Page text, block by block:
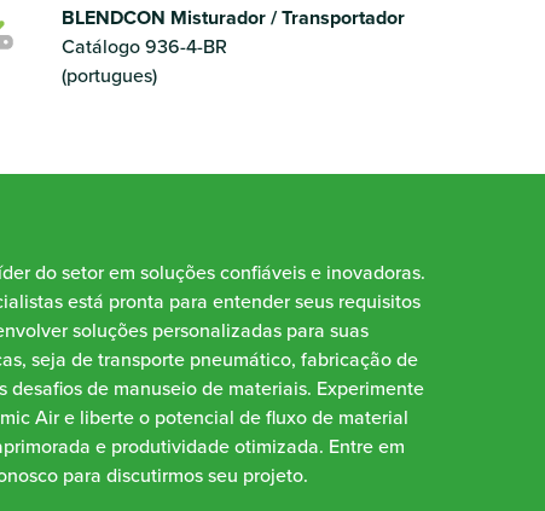
BLENDCON Misturador / Transportador
Catálogo 936-4-BR
(portugues)
do setor em soluções confiáveis e inovadoras.
está pronta para entender seus requisitos
soluções personalizadas para suas
seja de transporte pneumático, fabricação de
desafios de manuseio de materiais. Experimente
Air e liberte o potencial de fluxo de material
e produtividade otimizada. Entre em
para discutirmos seu projeto.